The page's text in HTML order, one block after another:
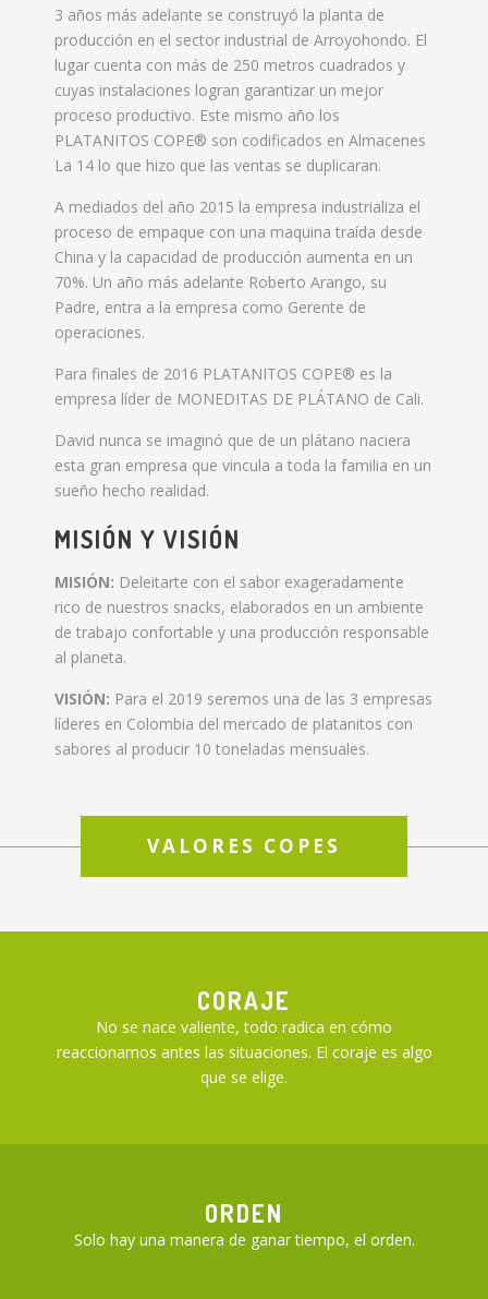
3 años más adelante se construyó la planta de
producción en el sector industrial de Arroyohondo. El
lugar cuenta con más de 250 metros cuadrados y
cuyas instalaciones logran garantizar un mejor
proceso productivo. Este mismo año los
PLATANITOS COPE® son codificados en Almacenes
La 14 lo que hizo que las ventas se duplicaran.
A mediados del año 2015 la empresa industrializa el
proceso de empaque con una maquina traída desde
China y la capacidad de producción aumenta en un
70%. Un año más adelante Roberto Arango, su
Padre, entra a la empresa como Gerente de
operaciones.
Para finales de 2016 PLATANITOS COPE® es la
empresa líder de MONEDITAS DE PLÁTANO de Cali.
David nunca se imaginó que de un plátano naciera
esta gran empresa que vincula a toda la familia en un
sueño hecho realidad.
MISIÓN Y VISIÓN
MISIÓN: Deleitarte con el sabor exageradamente
rico de nuestros snacks, elaborados en un ambiente
de trabajo confortable y una producción responsable
al planeta.
VISIÓN: Para el 2019 seremos una de las 3 empresas
líderes en Colombia del mercado de platanitos con
sabores al producir 10 toneladas mensuales.
VALORES COPES
CORAJE
No se nace valiente, todo radica en cómo
reaccionamos antes las situaciones. El coraje es algo
que se elige.
ORDEN
Solo hay una manera de ganar tiempo, el orden.